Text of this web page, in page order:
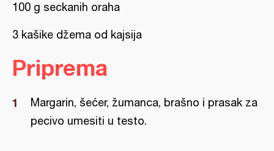
100 g seckanih oraha
3 kašike džema od kajsija
Priprema
Margarin, šećer, žumanca, brašno i prasak za
pecivo umesiti u testo.